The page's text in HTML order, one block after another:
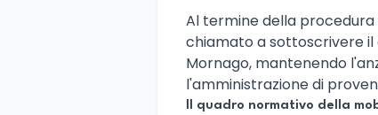
Al termine della
chiamato a sottoscrivere il
Mornago, mantenendo
l'amministrazione di
Il quadro normativo della